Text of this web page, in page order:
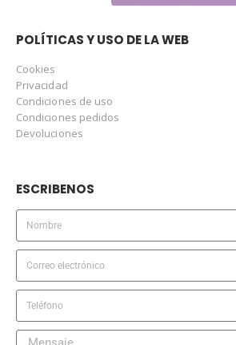
POLÍTICAS Y USO DE LA WEB
Cookies
Privacidad
Condiciones de uso
Condiciones pedidos
Devoluciones
ESCRIBENOS